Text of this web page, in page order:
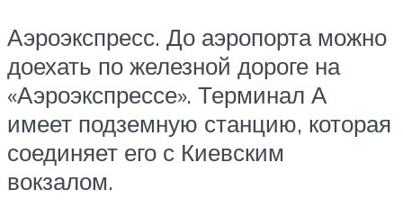
Аэроэкспресс. До аэропорта можно
доехать по железной дороге на
«Аэроэкспрессе». Терминал А
имеет подземную станцию, которая
соединяет его с Киевским
вокзалом.